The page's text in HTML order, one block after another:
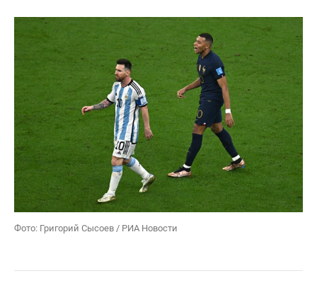
Фото: Григорий Сысоев / РИА Новости